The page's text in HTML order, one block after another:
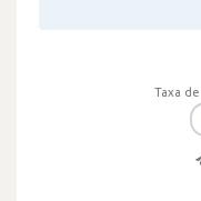
Taxa